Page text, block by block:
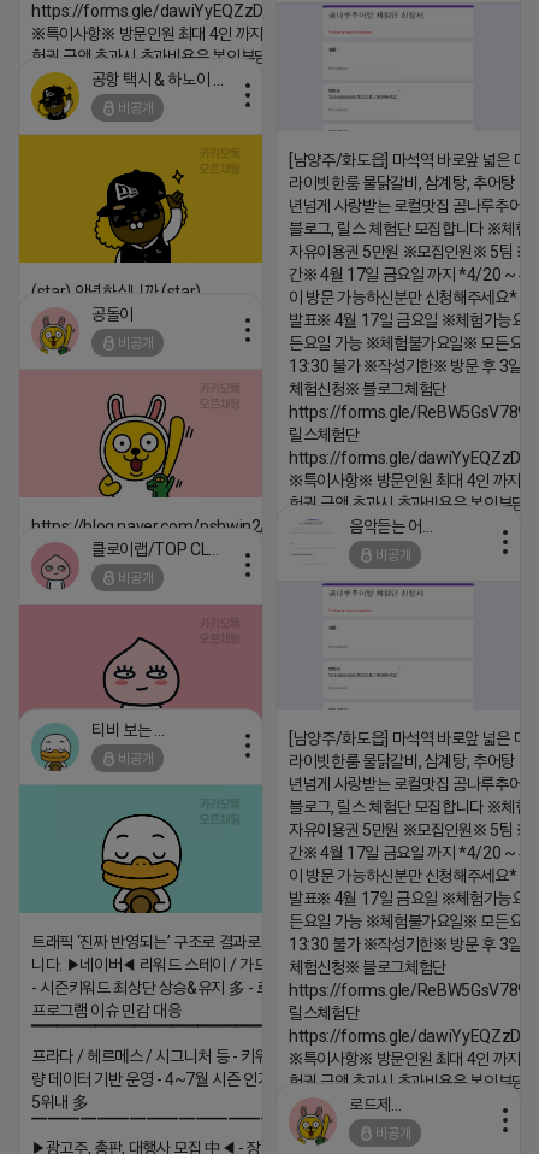
https://forms.gle/dawiYyEQZzDdqf8W8
※특이사항※ 방문인원 최대 4인 까지 가능 체
험권 금액 초과시 초과비용은 본인부담입니다.
2026-04-18 17:18
[남양주/화도읍] 마석역 바로앞 넓은 매
라이빗한룸 물닭갈비, 삼계탕, 추어탕 맛
년넘게 사랑받는 로컬맛집 곰나루추어
블로그, 릴스 체험단 모집합니다 ※체험
자유이용권 5만원 ※모집인원※ 5팀 ※
간※ 4월 17일 금요일 까지 *4/20 ~ 4/
이 방문 가능하신분만 신청해주세요* ※
발표※ 4월 17일 금요일 ※체험가능요
든요일 가능 ※체험불가요일※ 모든요
13:30 불가 ※작성기한※ 방문 후 3일
체험신청※ 블로그체험단
https://forms.gle/
릴스체험단
https://forms.gle/
※특이사항※ 방문인원 최대 4인 까지
험권 금액 초과시 초과비용은 본인부담
2026-04-18 17:13
비공개
(star) 안녕하십니까 (star)
2026-04-18 17:12
공돌이
비공개
https://blog.naver.com/pshwin2/224023970047
2026-04-18 17:12
비공개
[남양주/화도읍] 마석역 바로앞 넓은 매
라이빗한룸 물닭갈비, 삼계탕, 추어탕 맛
년넘게 사랑받는 로컬맛집 곰나루추어
블로그, 릴스 체험단 모집합니다 ※체험
자유이용권 5만원 ※모집인원※ 5팀 ※
간※ 4월 17일 금요일 까지 *4/20 ~ 4/
이 방문 가능하신분만 신청해주세요* ※
발표※ 4월 17일 금요일 ※체험가능요
든요일 가능 ※체험불가요일※ 모든요
13:30 불가 ※작성기한※ 방문 후 3일
체험신청※ 블로그체험단
https://forms.gle/
릴스체험단
https://forms.gle/
※특이사항※ 방문인원 최대 4인 까지
험권 금액 초과시 초과비용은 본인부담
2026-04-18 17:12
비공개
2026-04-18 17:05
비공개
트래픽 ‘진짜 반영되는’ 구조로 결과로 보여드립
니다. ▶네이버◀ 리워드 스테이 / 가드 / 자몽 등
- 시즌키워드 최상단 상승&유지 多 - 로직변화,
프로그램 이슈 민감 대응
▔▔▔▔▔▔▔▔▔▔▔▔▔▔▔▔▔▔ ▶쿠팡◀
프라다 / 헤르메스 / 시그니처 등 - 키워드 검색
량 데이터 기반 운영 - 4~7월 시즌 인기 키워드
5위내 多
▔▔▔▔▔▔▔▔▔▔▔▔▔▔▔▔▔▔
▶광고주, 총판, 대행사 모집 中◀ - 장기 협업 파
비공개